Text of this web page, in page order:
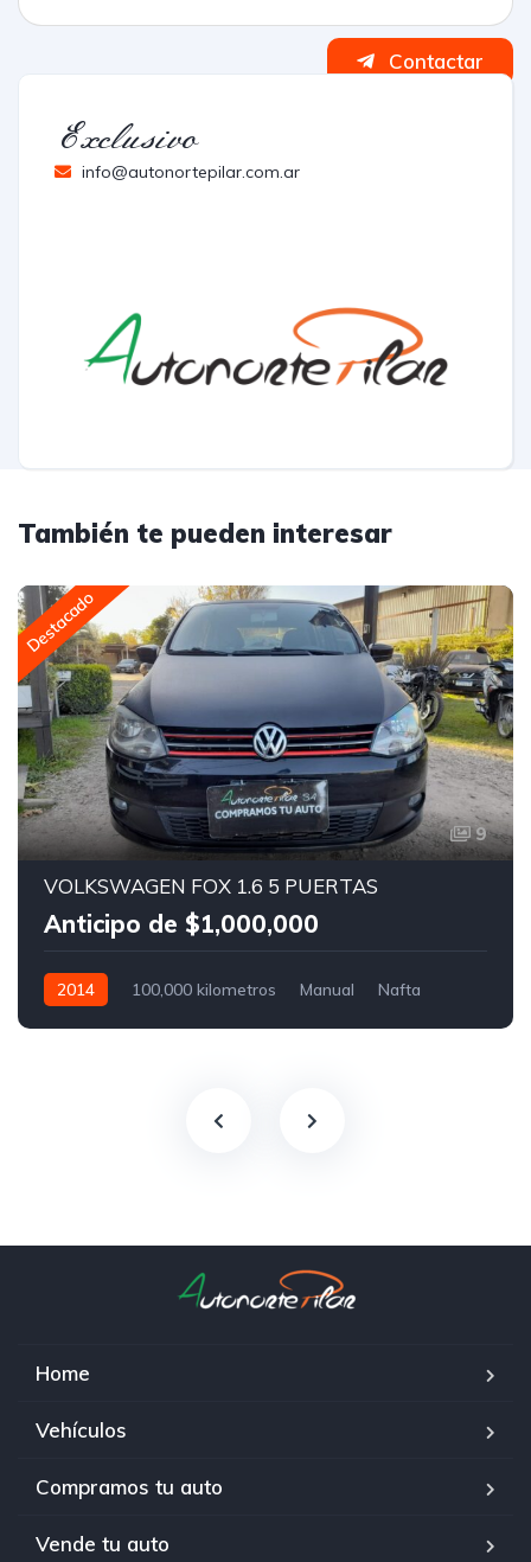
Contactar
Exclusivo
info@autonortepilar.com.ar
También te pueden interesar
Destacado
9
VOLKSWAGEN FOX 1.6 5 PUERTAS
Anticipo de $1,000,000
2014 100,000 kilometros Manual Nafta
Home
Vehículos
Compramos tu auto
Vende tu auto